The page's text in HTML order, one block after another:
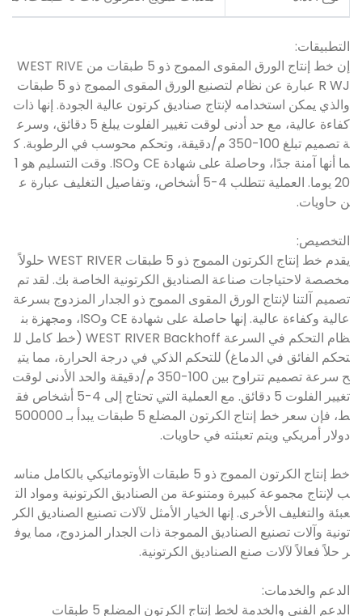
التطبيقات:
إن خط إنتاج الورق المقوى المموج ذو 5 طبقات من WEST RIVE
R WJ عبارة عن نظام لتصنيع الورق المقوى المموج ذو 5 طبقات
والذي يمكن استخدامه لإنتاج صناديق كرتون عالية الجودة. إنها ذات
كفاءة عالية، مع حد أدنى لوقت تغيير الفلوت يبلغ 5 دقائق، وسرع
ة تصميم تبلغ 100-350 م/دقيقة، وتحكم محوسب في الرطوبة. ك
ما أنها آمنة جدًا، وحاصلة على شهادة CE وISO. وقت التسليم هو 1
20 يوما. العملية تتطلب 4-5 أشخاص، وتفاصيل التغليف عبارة ع
ن حاويات.
التخصيص:
يقدم خط إنتاج الكرتون المموج ذو 5 طبقات WEST RIVER حلولاً
مخصصة لاحتياجات صناعة الصناديق الكرتونية الخاصة بك. لقد تم
تصميم آلتنا لإنتاج الورق المقوى المموج ذو الجدار المزدوج بسرعة
عالية وكفاءة عالية. إنها حاصلة على شهادة CE وISO، ومجهزة بن
ظام التحكم في السرعة WEST RIVER Backhoff (خط كامل لل
تحكم الفائق في الدماغ) للتحكم الذكي في درجة الحرارة، مما يتي
ح سرعة تصميم تتراوح بين 100-350 م/دقيقة والحد الأدنى لوقت
تغيير الفلوت 5 دقائق. مع العملية التي تحتاج إلى 4-5 أشخاص فق
ط، فإن سعر خط إنتاج الكرتون المضلع 5 طبقات يبدأ بـ 500000
دولار أمريكي ويتم تعبئته في حاويات.
خط إنتاج الكرتون المموج ذو 5 طبقات الأوتوماتيكي بالكامل مناس
ب لإنتاج مجموعة كبيرة ومتنوعة من الصناديق الكرتونية ومواد الت
عبئة والتغليف الأخرى. إنها الخيار الأمثل لآلات تصنيع الصناديق الكر
تونية وآلات تصنيع الصناديق المموجة ذات الجدار المزدوج، مما يوف
ر حلاً فعالاً لآلات صنع الصناديق الكرتونية.
الدعم والخدمات:
الدعم الفني والخدمة لخط إنتاج الكرتون المضلع 5 طبقات